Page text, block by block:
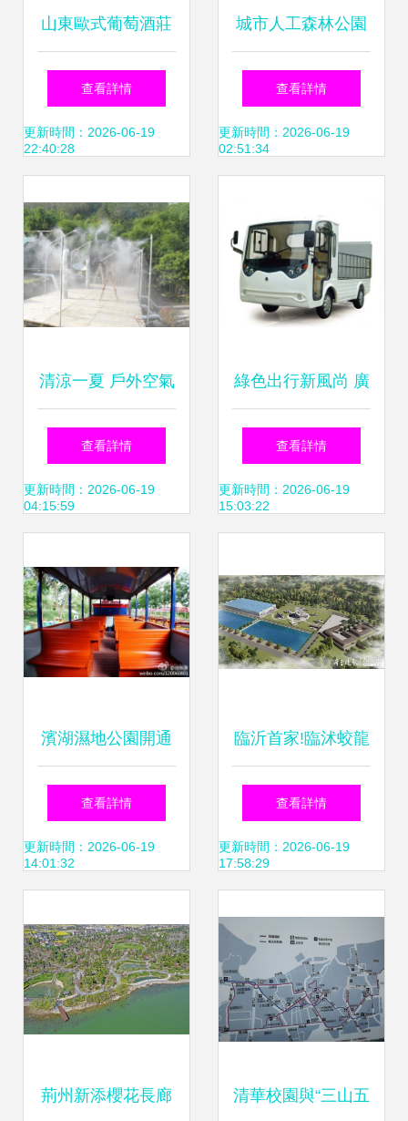
山東歐式葡萄酒莊
園 2200畝免費開
放的公園式莊園
查看詳情
更新時間：2026-06-19
22:40:28
城市人工森林公園
的公共價值與深度
觀光體驗探索
查看詳情
更新時間：2026-06-19
02:51:34
清涼一夏 戶外空氣
降溫噴霧設備在公
園觀光服務中的應
查看詳情
更新時間：2026-06-19
04:15:59
綠色出行新風尚 廣
西電動貨車與觀光
車助力工廠與公園
查看詳情
更新時間：2026-06-19
15:03:22
濱湖濕地公園開通
觀光小火車，打造
多層次生態觀光體
查看詳情
更新時間：2026-06-19
14:01:32
臨沂首家!臨沭蛟龍
航空主題公園建設
又有新進展，公園
查看詳情
更新時間：2026-06-19
17:58:29
荊州新添櫻花長廊 清華校園與“三山五